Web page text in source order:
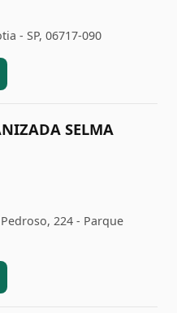
- SP, 06717-090
SELMA
Pedroso, 224 - Parque